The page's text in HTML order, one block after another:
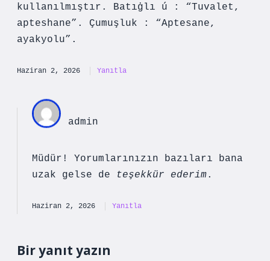
kullanılmıştır. Batıġlı ú : “Tuvalet,
apteshane”. Çumuşluk : “Aptesane,
ayakyolu”.
Haziran 2, 2026 Yanıtla
admin
Müdür! Yorumlarınızın bazıları bana
uzak gelse de
teşekkür ederim.
Haziran 2, 2026 Yanıtla
Bir yanıt yazın